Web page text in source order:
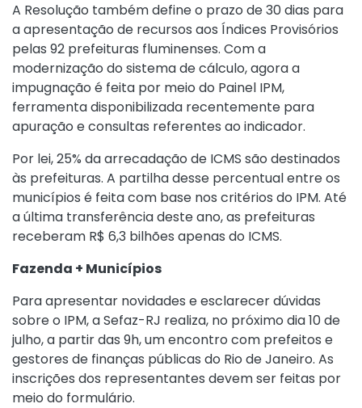
A Resolução também define o prazo de 30 dias para
a apresentação de recursos aos Índices Provisórios
pelas 92 prefeituras fluminenses. Com a
modernização do sistema de cálculo, agora a
impugnação é feita por meio do Painel IPM,
ferramenta disponibilizada recentemente para
apuração e consultas referentes ao indicador.
Por lei, 25% da arrecadação de ICMS são destinados
às prefeituras. A partilha desse percentual entre os
municípios é feita com base nos critérios do IPM. Até
a última transferência deste ano, as prefeituras
receberam R$ 6,3 bilhões apenas do ICMS.
Fazenda + Municípios
Para apresentar novidades e esclarecer dúvidas
sobre o IPM, a Sefaz-RJ realiza, no próximo dia 10 de
julho, a partir das 9h, um encontro com prefeitos e
gestores de finanças públicas do Rio de Janeiro. As
inscrições dos representantes devem ser feitas por
meio do formulário.